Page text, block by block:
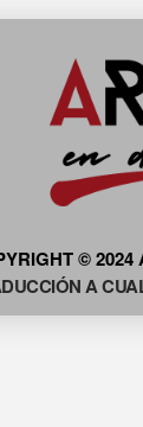
© 2024
A